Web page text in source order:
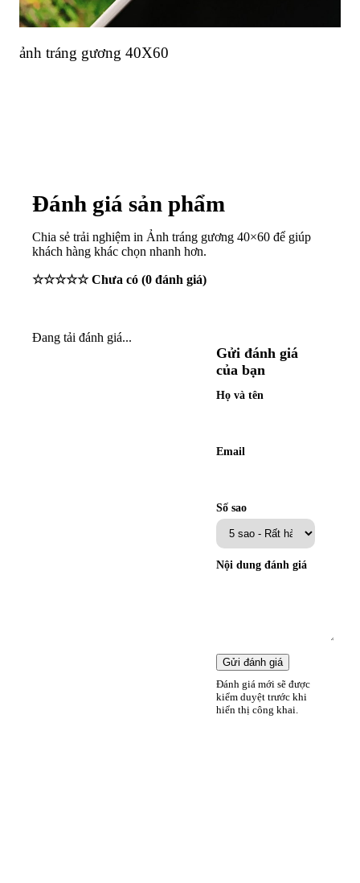
ảnh tráng gương 40X60
Đánh giá sản phẩm
Chia sẻ trải nghiệm in Ảnh tráng gương 40×60 để giúp
khách hàng khác chọn nhanh hơn.
☆☆☆☆☆ Chưa có (0 đánh giá)
Đang tải đánh giá...
Gửi đánh giá
của bạn
Họ và tên
Email
Số sao
Nội dung đánh giá
Gửi đánh giá
Đánh giá mới sẽ được
kiểm duyệt trước khi
hiển thị công khai.